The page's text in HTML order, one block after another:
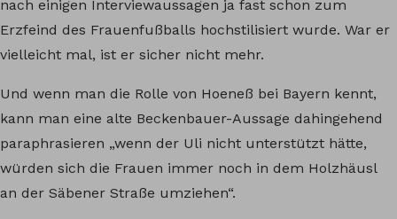
nach einigen Interviewaussagen ja fast schon zum
Erzfeind des Frauenfußballs hochstilisiert wurde. War er
vielleicht mal, ist er sicher nicht mehr.
Und wenn man die Rolle von Hoeneß bei Bayern kennt,
kann man eine alte Beckenbauer-Aussage dahingehend
paraphrasieren „wenn der Uli nicht unterstützt hätte,
würden sich die Frauen immer noch in dem Holzhäusl
an der Säbener Straße umziehen“.